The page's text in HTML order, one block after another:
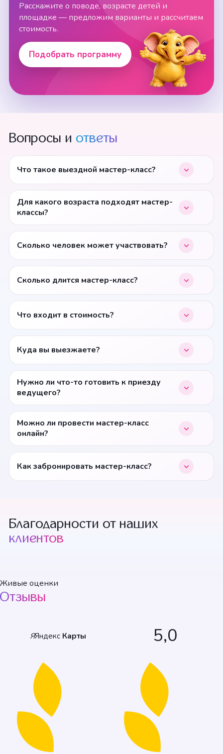
Расскажите о поводе, возрасте детей и
площадке — предложим варианты и рассчитаем
стоимость.
Подобрать программу
Вопросы и ответы
Что такое выездной мастер-класс?
Для какого возраста подходят мастер-
классы?
Сколько человек может участвовать?
Сколько длится мастер-класс?
Что входит в стоимость?
Куда вы выезжаете?
Нужно ли что-то готовить к приезду
ведущего?
Можно ли провести мастер-класс
онлайн?
Как забронировать мастер-класс?
Благодарности от наших
клиентов
Живые оценки
Отзывы
ЯЯндекс Карты 5,0